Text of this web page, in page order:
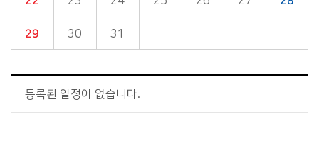
29 30 31
등록된 일정이 없습니다.